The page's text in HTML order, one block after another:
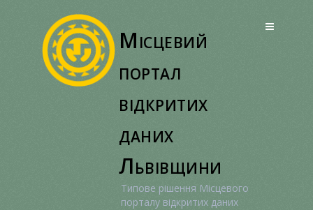
Місцевий
портал
відкритих
даних
Львівщини
Типове рішення Місцевого
порталу відкритих даних